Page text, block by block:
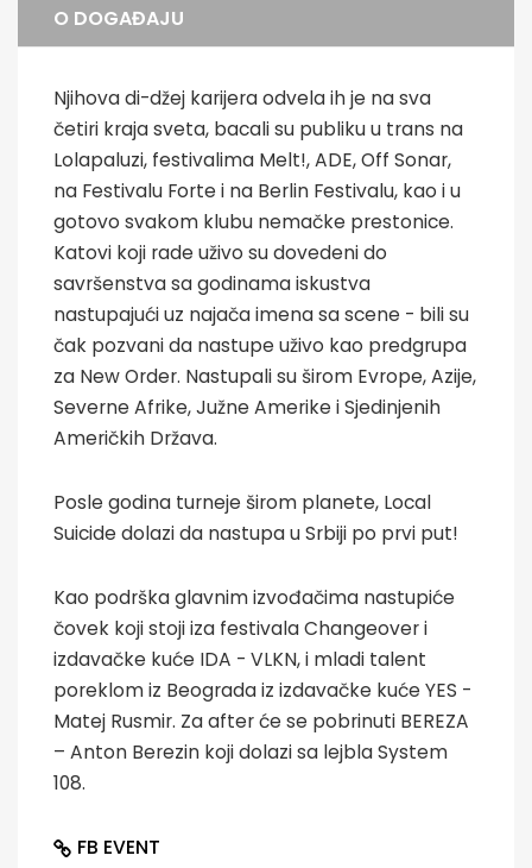
O DOGAĐAJU
Njihova di-džej karijera odvela ih je na sva
četiri kraja sveta, bacali su publiku u trans na
Lolapaluzi, festivalima Melt!, ADE, Off Sonar,
na Festivalu Forte i na Berlin Festivalu, kao i u
gotovo svakom klubu nemačke prestonice.
Katovi koji rade uživo su dovedeni do
savršenstva sa godinama iskustva
nastupajući uz najača imena sa scene - bili su
čak pozvani da nastupe uživo kao predgrupa
za New Order. Nastupali su širom Evrope, Azije,
Severne Afrike, Južne Amerike i Sjedinjenih
Američkih Država.
Posle godina turneje širom planete, Local
Suicide dolazi da nastupa u Srbiji po prvi put!
Kao podrška glavnim izvođačima nastupiće
čovek koji stoji iza festivala Changeover i
izdavačke kuće IDA - VLKN, i mladi talent
poreklom iz Beograda iz izdavačke kuće YES -
Matej Rusmir. Za after će se pobrinuti BEREZA
– Anton Berezin koji dolazi sa lejbla System
108.
FB EVENT